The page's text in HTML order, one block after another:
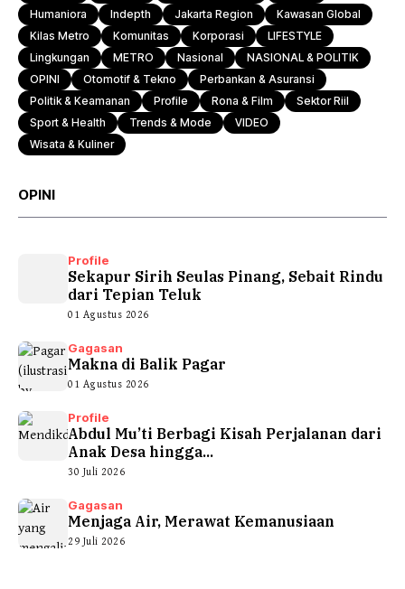
Humaniora Indepth Jakarta Region
Kawasan Global
Kilas Metro
Komunitas Korporasi
LIFESTYLE
Lingkungan
METRO Nasional
NASIONAL & POLITIK
OPINI
Otomotif & Tekno
Perbankan & Asuransi
Politik & Keamanan
Profile Rona & Film
Sektor Riil
Sport & Health
Trends & Mode
VIDEO
Wisata & Kuliner
OPINI
Profile
Sekapur Sirih Seulas Pinang, Sebait Rindu
dari Tepian Teluk
01 Agustus 2026
Gagasan
Makna di Balik Pagar
01 Agustus 2026
Profile
Abdul Mu’ti Berbagi Kisah Perjalanan dari
Anak Desa hingga...
30 Juli 2026
Gagasan
Menjaga Air, Merawat Kemanusiaan
29 Juli 2026